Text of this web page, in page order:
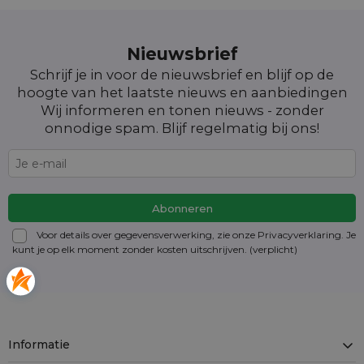
Nieuwsbrief
Schrijf je in voor de nieuwsbrief en blijf op de
hoogte van het laatste nieuws en aanbiedingen
Wij informeren en tonen nieuws - zonder
onnodige spam. Blijf regelmatig bij ons!
Voor details over gegevensverwerking, zie onze Privacyverklaring. Je
kunt je op elk moment zonder kosten uitschrijven . (verplicht)
Informatie